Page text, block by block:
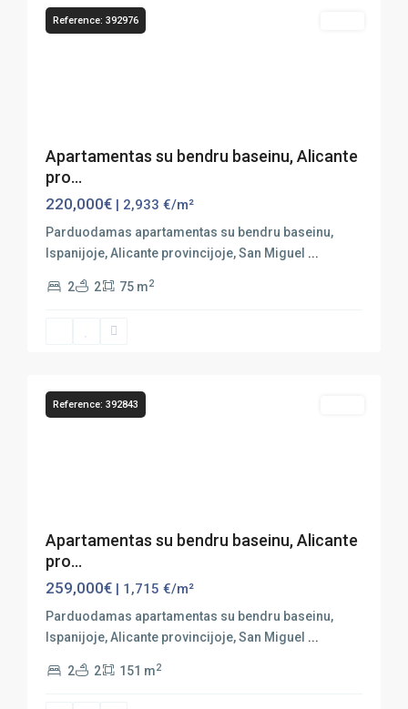
Reference: 392976
Apartamentas su bendru baseinu, Alicante
pro...
220,000€ | 2,933 €/m²
Parduodamas apartamentas su bendru baseinu,
Ispanijoje, Alicante provincijoje, San Miguel ...
2 2 75 m2
San
Reference: 392843
Apartamentas su bendru baseinu, Alicante
pro...
259,000€ | 1,715 €/m²
Parduodamas apartamentas su bendru baseinu,
Ispanijoje, Alicante provincijoje, San Miguel ...
2 2 151 m2